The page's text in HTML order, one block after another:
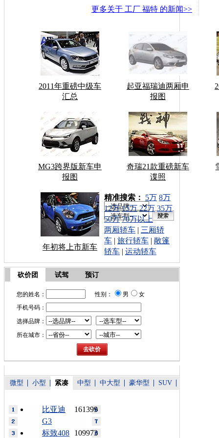
更多关于 工厂 福特 的新闻>>
2011年重磅中级车
汇总
起亚福瑞迪两厢申
报图
MG3跨界版新车申
报图
奇瑞21款重磅新车
谍照
年初将上市新车
车型搜索：
精准搜索： 5万 8万
12万 15万 22万 35万
50万 70万以上
两厢轿车 | 三厢轿
车 | 旅行轿车 | 敞篷
轿车 | 运动轿车
砍价团 试驾 预订
您的姓名： 性别： 男
女
手机号码：
选择品牌：
所在城市：
微型 小型 紧凑 中型 中大型 豪华型 SUV
161399
比亚迪
G3
109973
标致408